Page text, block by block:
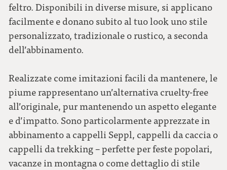
feltro. Disponibili in diverse misure, si applicano
facilmente e donano subito al tuo look uno stile
personalizzato, tradizionale o rustico, a seconda
dell’abbinamento.
Realizzate come imitazioni facili da mantenere, le
piume rappresentano un’alternativa cruelty-free
all’originale, pur mantenendo un aspetto elegante
e d’impatto. Sono particolarmente apprezzate in
abbinamento a cappelli Seppl, cappelli da caccia o
cappelli da trekking – perfette per feste popolari,
vacanze in montagna o come dettaglio di stile